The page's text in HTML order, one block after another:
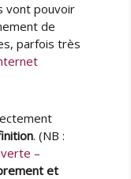
vont pouvoir
de
parfois très
. (NB :
–
et